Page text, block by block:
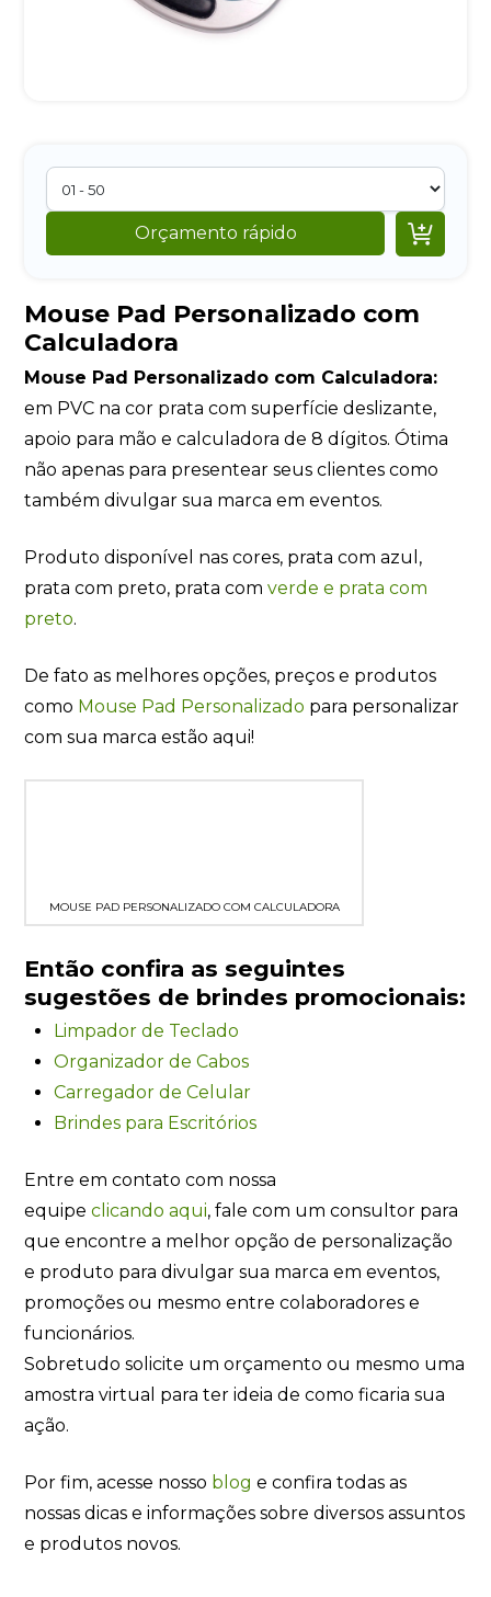
Orçamento rápido 
Mouse Pad Personalizado com
Calculadora
Mouse Pad Personalizado com Calculadora:
em PVC na cor prata com superfície deslizante,
apoio para mão e calculadora de 8 dígitos. Ótima
não apenas para presentear seus clientes como
também divulgar sua marca em eventos.
Produto disponível nas cores, prata com azul,
prata com preto, prata comverde e prata com
preto.
De fato as melhores opções, preços e produtos
como Mouse Pad Personalizado para personalizar
com sua marca estão aqui!
MOUSE PAD PERSONALIZADO COM CALCULADORA
Então confira as seguintes
sugestões de brindes promocionais:
Limpador de Teclado
Organizador de Cabos
Carregador de Celular
Brindes para Escritórios
Entre em contato com nossa
equipeclicando aqui, fale com um consultor para
que encontre a melhor opção de personalização
e produto para divulgar sua marca em eventos,
promoções ou mesmo entre colaboradores e
funcionários.
Sobretudo solicite um orçamento ou mesmo uma
amostra virtual para ter ideia de como ficaria sua
ação.
Por fim, acesse nosso blog e confira todas as
nossas dicas e informações sobre diversos assuntos
e produtos novos.